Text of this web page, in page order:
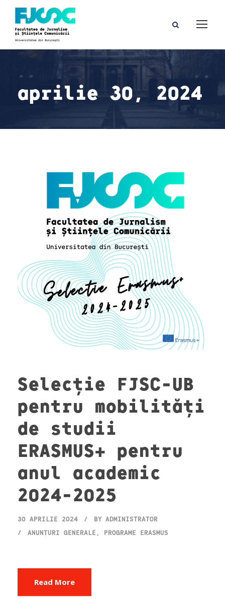
aprilie 30, 2024
Selecție FJSC-UB
pentru mobilități
de studii
ERASMUS+ pentru
anul academic
2024-2025
30 APRILIE 2024 BY ADMINISTRATOR
ANUNȚURI GENERALE , PROGRAME ERASMUS
Read More